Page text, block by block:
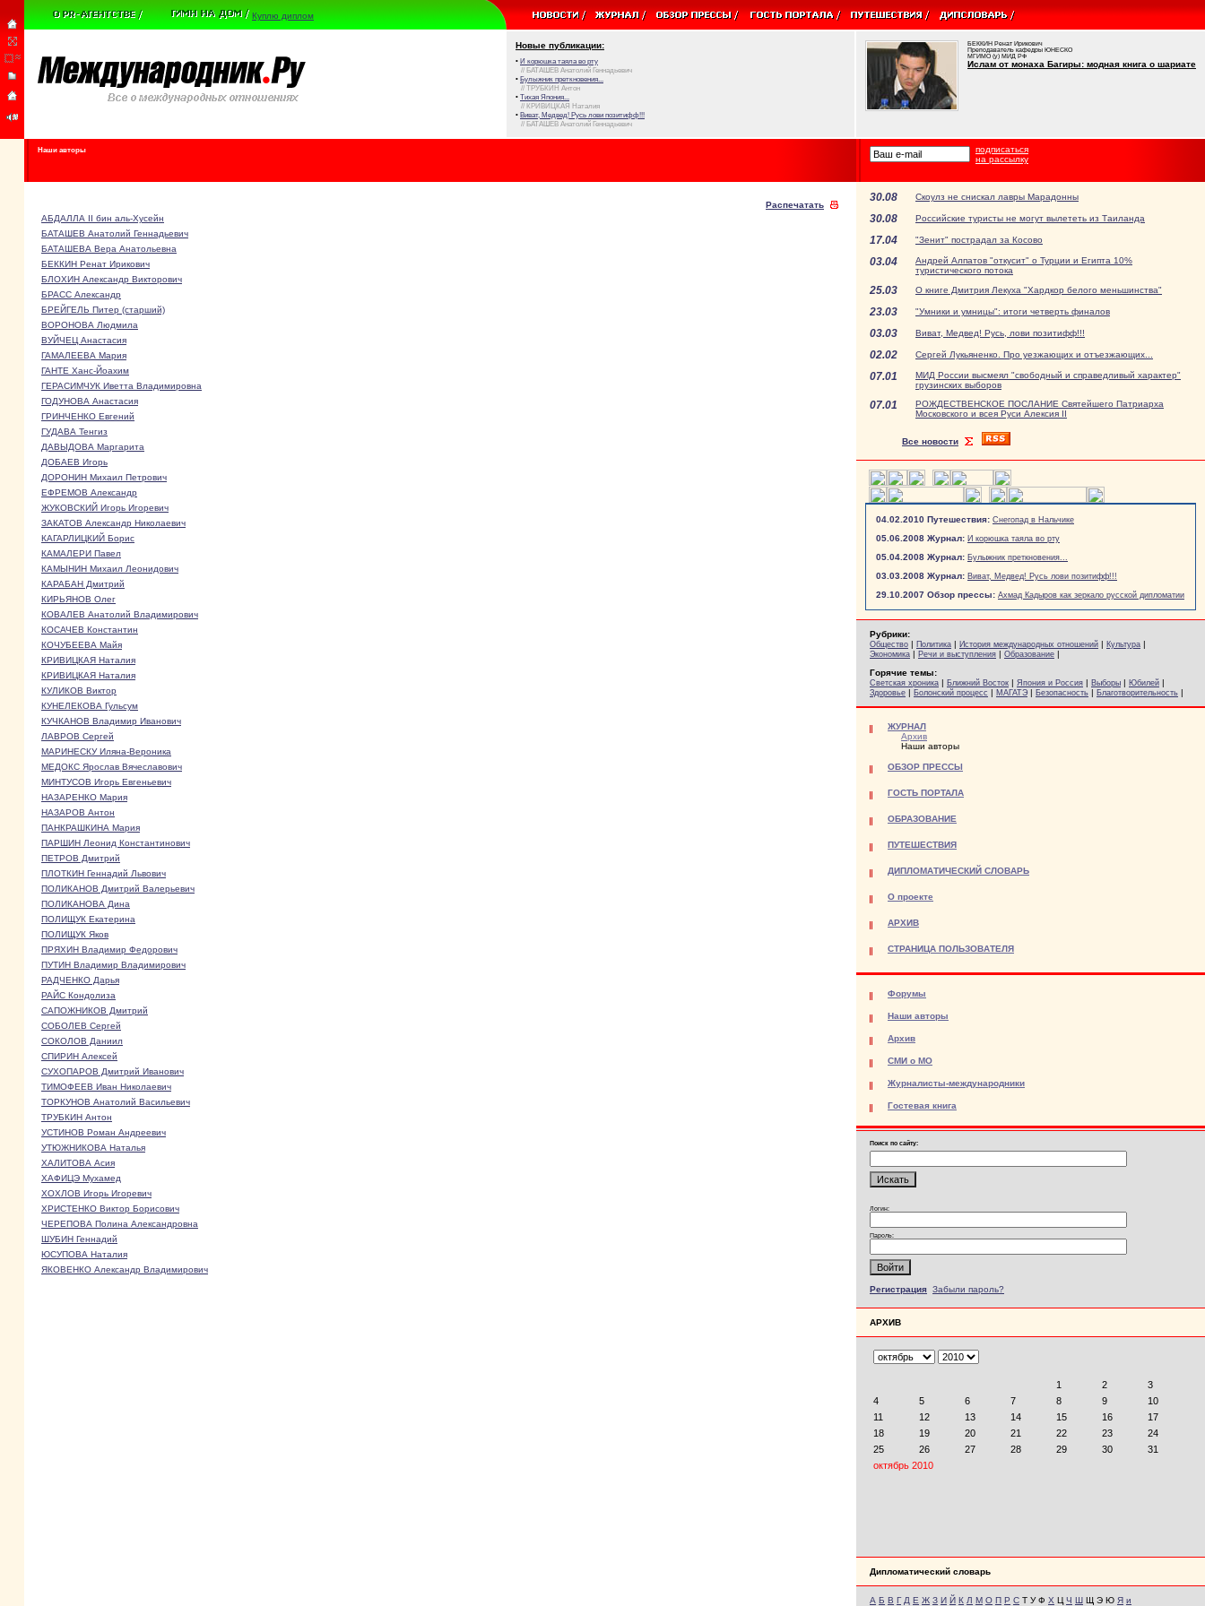
Куплю диплом
Новые публикации:
• И корюшка таяла во рту
// БАТАШЕВ Анатолий Геннадьевич
• Булыжник преткновения...
// ТРУБКИН Антон
• Тихая Япония...
// КРИВИЦКАЯ Наталия
• Виват, Медвед! Русь лови позитифф!!!
// БАТАШЕВ Анатолий Геннадьевич
БЕККИН Ренат Ирикович
Преподаватель кафедры ЮНЕСКО
МГИМО (у) МИД РФ
Ислам от монаха Багиры: модная книга о шариате
Наши авторы
подписаться
на рассылку
Распечатать
АБДАЛЛА II бин аль-Хусейн
БАТАШЕВ Анатолий Геннадьевич
БАТАШЕВА Вера Анатольевна
БЕККИН Ренат Ирикович
БЛОХИН Александр Викторович
БРАСС Александр
БРЕЙГЕЛЬ Питер (старший)
ВОРОНОВА Людмила
ВУЙЧЕЦ Анастасия
ГАМАЛЕЕВА Мария
ГАНТЕ Ханс-Йоахим
ГЕРАСИМЧУК Иветта Владимировна
ГОДУНОВА Анастасия
ГРИНЧЕНКО Евгений
ГУДАВА Тенгиз
ДАВЫДОВА Маргарита
ДОБАЕВ Игорь
ДОРОНИН Михаил Петрович
ЕФРЕМОВ Александр
ЖУКОВСКИЙ Игорь Игоревич
ЗАКАТОВ Александр Николаевич
КАГАРЛИЦКИЙ Борис
КАМАЛЕРИ Павел
КАМЫНИН Михаил Леонидович
КАРАБАН Дмитрий
КИРЬЯНОВ Олег
КОВАЛЕВ Анатолий Владимирович
КОСАЧЕВ Константин
КОЧУБЕЕВА Майя
КРИВИЦКАЯ Наталия
КРИВИЦКАЯ Наталия
КУЛИКОВ Виктор
КУНЕЛЕКОВА Гульсум
КУЧКАНОВ Владимир Иванович
ЛАВРОВ Сергей
МАРИНЕСКУ Иляна-Вероника
МЕДОКС Ярослав Вячеславович
МИНТУСОВ Игорь Евгеньевич
НАЗАРЕНКО Мария
НАЗАРОВ Антон
ПАНКРАШКИНА Мария
ПАРШИН Леонид Константинович
ПЕТРОВ Дмитрий
ПЛОТКИН Геннадий Львович
ПОЛИКАНОВ Дмитрий Валерьевич
ПОЛИКАНОВА Дина
ПОЛИЩУК Екатерина
ПОЛИЩУК Яков
ПРЯХИН Владимир Федорович
ПУТИН Владимир Владимирович
РАДЧЕНКО Дарья
РАЙС Кондолиза
САПОЖНИКОВ Дмитрий
СОБОЛЕВ Сергей
СОКОЛОВ Даниил
СПИРИН Алексей
СУХОПАРОВ Дмитрий Иванович
ТИМОФЕЕВ Иван Николаевич
ТОРКУНОВ Анатолий Васильевич
ТРУБКИН Антон
УСТИНОВ Роман Андреевич
УТЮЖНИКОВА Наталья
ХАЛИТОВА Асия
ХАФИЦЭ Мухамед
ХОХЛОВ Игорь Игоревич
ХРИСТЕНКО Виктор Борисович
ЧЕРЕПОВА Полина Александровна
ШУБИН Геннадий
ЮСУПОВА Наталия
ЯКОВЕНКО Александр Владимирович
30.08 Скоулз не снискал лавры Марадонны
30.08 Российские туристы не могут вылететь из Таиланда
17.04 "Зенит" пострадал за Косово
03.04
Андрей Алпатов "откусит" о Турции и Египта 10%
туристического потока
25.03 О книге Дмитрия Лекуха "Хардкор белого меньшинства"
23.03 "Умники и умницы": итоги четверть финалов
03.03 Виват, Медвед! Русь, лови позитифф!!!
02.02 Сергей Лукьяненко. Про уезжающих и отъезжающих...
07.01
МИД России высмеял "свободный и справедливый характер"
грузинских выборов
07.01
РОЖДЕСТВЕНСКОЕ ПОСЛАНИЕ Святейшего Патриарха
Московского и всея Руси Алексия II
Все новости
04.02.2010 Путешествия: Снегопад в Нальчике
05.06.2008 Журнал: И корюшка таяла во рту
05.04.2008 Журнал: Булыжник преткновения...
03.03.2008 Журнал: Виват, Медвед! Русь лови позитифф!!!
29.10.2007 Обзор прессы: Ахмад Кадыров как зеркало русской дипломатии
Рубрики:
Общество | Политика | История международных отношений | Культура |
Экономика | Речи и выступления | Образование |
Горячие темы:
Светская хроника | Ближний Восток | Япония и Россия | Выборы | Юбилей |
Здоровье | Болонский процесс | МАГАТЭ | Безопасность | Благотворительность |
ЖУРНАЛ
Архив
Наши авторы
ОБЗОР ПРЕССЫ
ГОСТЬ ПОРТАЛА
ОБРАЗОВАНИЕ
ПУТЕШЕСТВИЯ
ДИПЛОМАТИЧЕСКИЙ СЛОВАРЬ
О проекте
АРХИВ
СТРАНИЦА ПОЛЬЗОВАТЕЛЯ
Форумы
Наши авторы
Архив
СМИ о МО
Журналисты-международники
Гостевая книга
Поиск по сайту:
Логин:
Пароль:
Регистрация Забыли пароль?
АРХИВ
Дипломатический словарь
А Б В Г Д Е Ж З И Й К Л М О П Р С Т У Ф Х Ц Ч Ш Щ Э Ю Я и